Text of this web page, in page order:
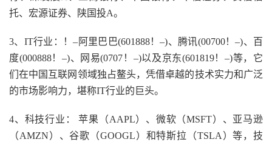
托、宏源证券、陕国投A。
3、IT行业：！–阿里巴巴(601888！–)、腾讯(00700！–)、百
度(000888！–)、网易(0707！–)以及京东(601819！–)等，它
们在中国互联网领域独占鳌头，凭借卓越的技术实力和广泛
的市场影响力，堪称IT行业的巨头。
4、科技行业： 苹果（AAPL）、微软（MSFT）、亚马逊
（AMZN）、谷歌（GOOGL）和特斯拉（TSLA）等，技